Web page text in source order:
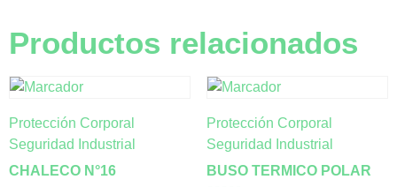
Productos relacionados
Protección Corporal
Seguridad Industrial
CHALECO N°16
Protección Corporal
Seguridad Industrial
BUSO TERMICO POLAR